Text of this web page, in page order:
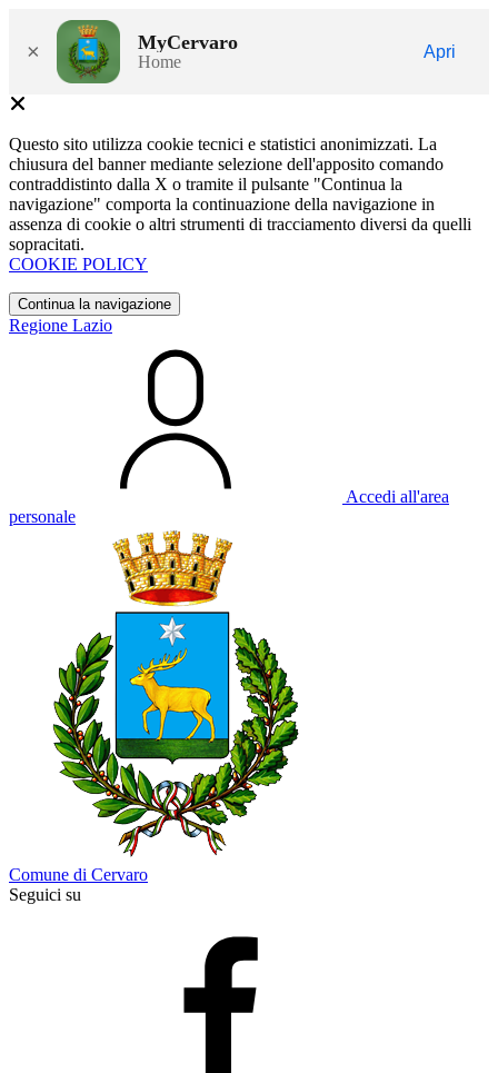
× MyCervaro
Home
Apri
Questo sito utilizza cookie tecnici e statistici anonimizzati. La
chiusura del banner mediante selezione dell'apposito comando
contraddistinto dalla X o tramite il pulsante "Continua la
navigazione" comporta la continuazione della navigazione in
assenza di cookie o altri strumenti di tracciamento diversi da quelli
sopracitati.
COOKIE POLICY
Continua la navigazione
Regione Lazio
Accedi all'area
personale
Comune di Cervaro
Seguici su